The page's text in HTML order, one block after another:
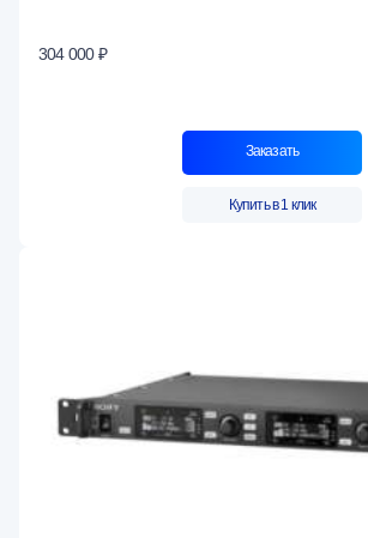
304 000 ₽
Заказать
Купить в 1 клик